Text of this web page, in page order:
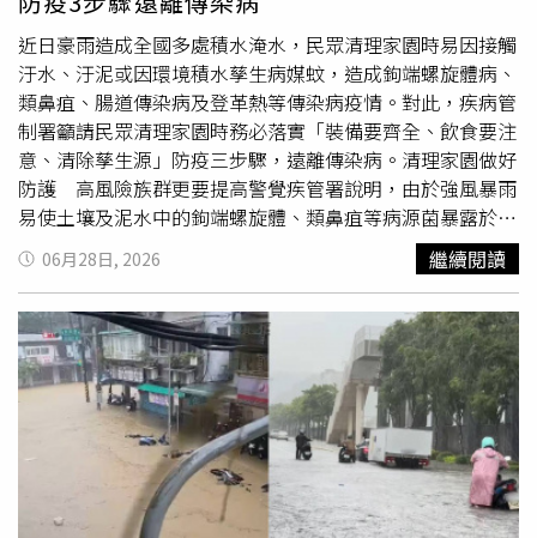
限水的洗腎患者而言，「吃愛玉其實就等於在喝水」，一碗
200多毫升的愛玉，一天吃2碗就等同於喝了快半瓶礦泉
水，這股隱形液體悄悄繞過了阿雪姨水壺上的精準刻度。除
了水分超標，愛玉中所添加的糖水也是健康隱憂，林醫師引
述2024年英國人體生物資料庫（UK Biobank）的大型追蹤
研究指出，含糖飲料攝取過多會使腎臟功能大打折扣；因
此，這碗看似完美的消暑點心，就這樣讓阿雪姨體重多了2
公斤。林醫師感嘆，臨床上最常看到明明很努力卻被數字背
叛的病人，對限水者而言，最危險的往往不是黑名單食物，
而是掛著「天然健康」卻讓人放下戒備的食品。所幸經過林
醫師衛教，阿雪姨上週回診時體重已控制得相當漂亮，她發
揮裁縫師的本領，將糖水倒掉大半、改擠檸檬汁並固定用小
碗盛裝，並在飲水筆記本工整寫下「愛玉1碗，算水
150cc」，成功將愛玉健康融入她的生活裡。最後林醫師藉
此呼籲，限水生活並非要剝奪病友的喜好，而是要學會精準
計算並納入每日額度，若身邊有怎麼限水都找不出原因的親
友，不妨多留意生活中的隱形水分。
近日豪雨造成全國多處積水淹水，民眾清理家園時易因接觸
汙水、汙泥或因環境積水孳生病媒蚊，造成鉤端螺旋體病、
類鼻疽、腸道傳染病及登革熱等傳染病疫情。對此，疾病管
制署籲請民眾清理家園時務必落實「裝備要齊全、飲食要注
意、清除孳生源」防疫三步驟，遠離傳染病。清理家園做好
防護 高風險族群更要提高警覺疾管署說明，由於強風暴雨
易使土壤及泥水中的鉤端螺旋體、類鼻疽等病源菌暴露於地
面並更易傳播，除了接觸傳播外尚可能造成吸入性感染，因
此，清理家園時除佩戴防水手套及長靴外，亦請佩戴口罩，
避免吸入受汙染的塵土或水滴。另外，糖尿病、肺病、肝
病、腎病、癌症患者，或免疫功能受損者等高風險族群，近
期如有發燒、咳嗽等症狀應儘速就醫並告知醫師是否有汙
水、汙泥接觸史，以利即早診斷與治療。飲水飲食要注意
泡水食物切勿再食用疾管署指出，水災地區蓄水池如遭污水
侵入，應確實清洗、消毒後再蓄水，並將水澈底煮沸後再飲
用；泡過水或解凍過久的食物請勿食用。居家環境可用市售
含氯漂白水稀釋100倍擦拭；廚具及餐具應煮沸消毒，或用
06月28日, 2026 繼續閱讀